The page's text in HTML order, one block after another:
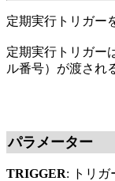
定期実行トリガー
定期実行トリガー
ル番号）が渡され
パラメーター
TRIGGER: トリガ